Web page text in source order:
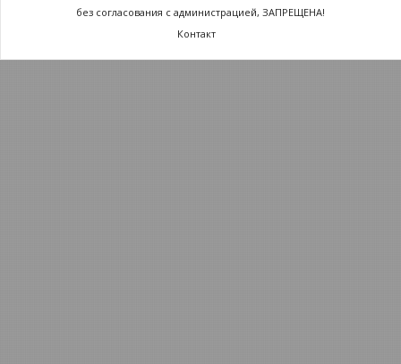
без согласования с администрацией, ЗАПРЕЩЕНА!
Контакт